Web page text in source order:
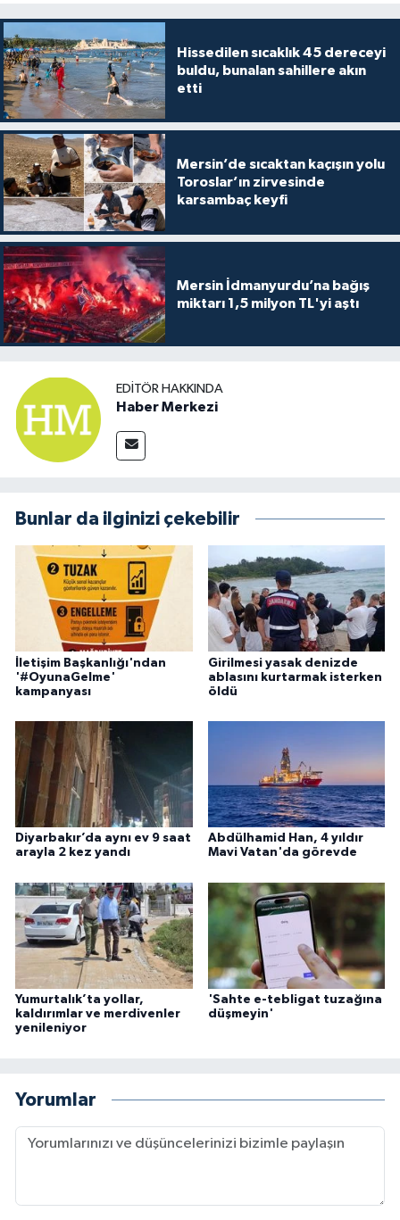
Hissedilen sıcaklık 45 dereceyi
buldu, bunalan sahillere akın
etti
Mersin’de sıcaktan kaçışın yolu
Toroslar’ın zirvesinde
karsambaç keyfi
Mersin İdmanyurdu’na bağış
miktarı 1,5 milyon TL'yi aştı
EDITÖR HAKKINDA
Haber Merkezi
Bunlar da ilginizi çekebilir
İletişim Başkanlığı'ndan
'#OyunaGelme'
kampanyası
Girilmesi yasak denizde
ablasını kurtarmak isterken
öldü
Diyarbakır’da aynı ev 9 saat
arayla 2 kez yandı
Abdülhamid Han, 4 yıldır
Mavi Vatan'da görevde
Yumurtalık’ta yollar,
kaldırımlar ve merdivenler
yenileniyor
'Sahte e-tebligat tuzağına
düşmeyin'
Yorumlar